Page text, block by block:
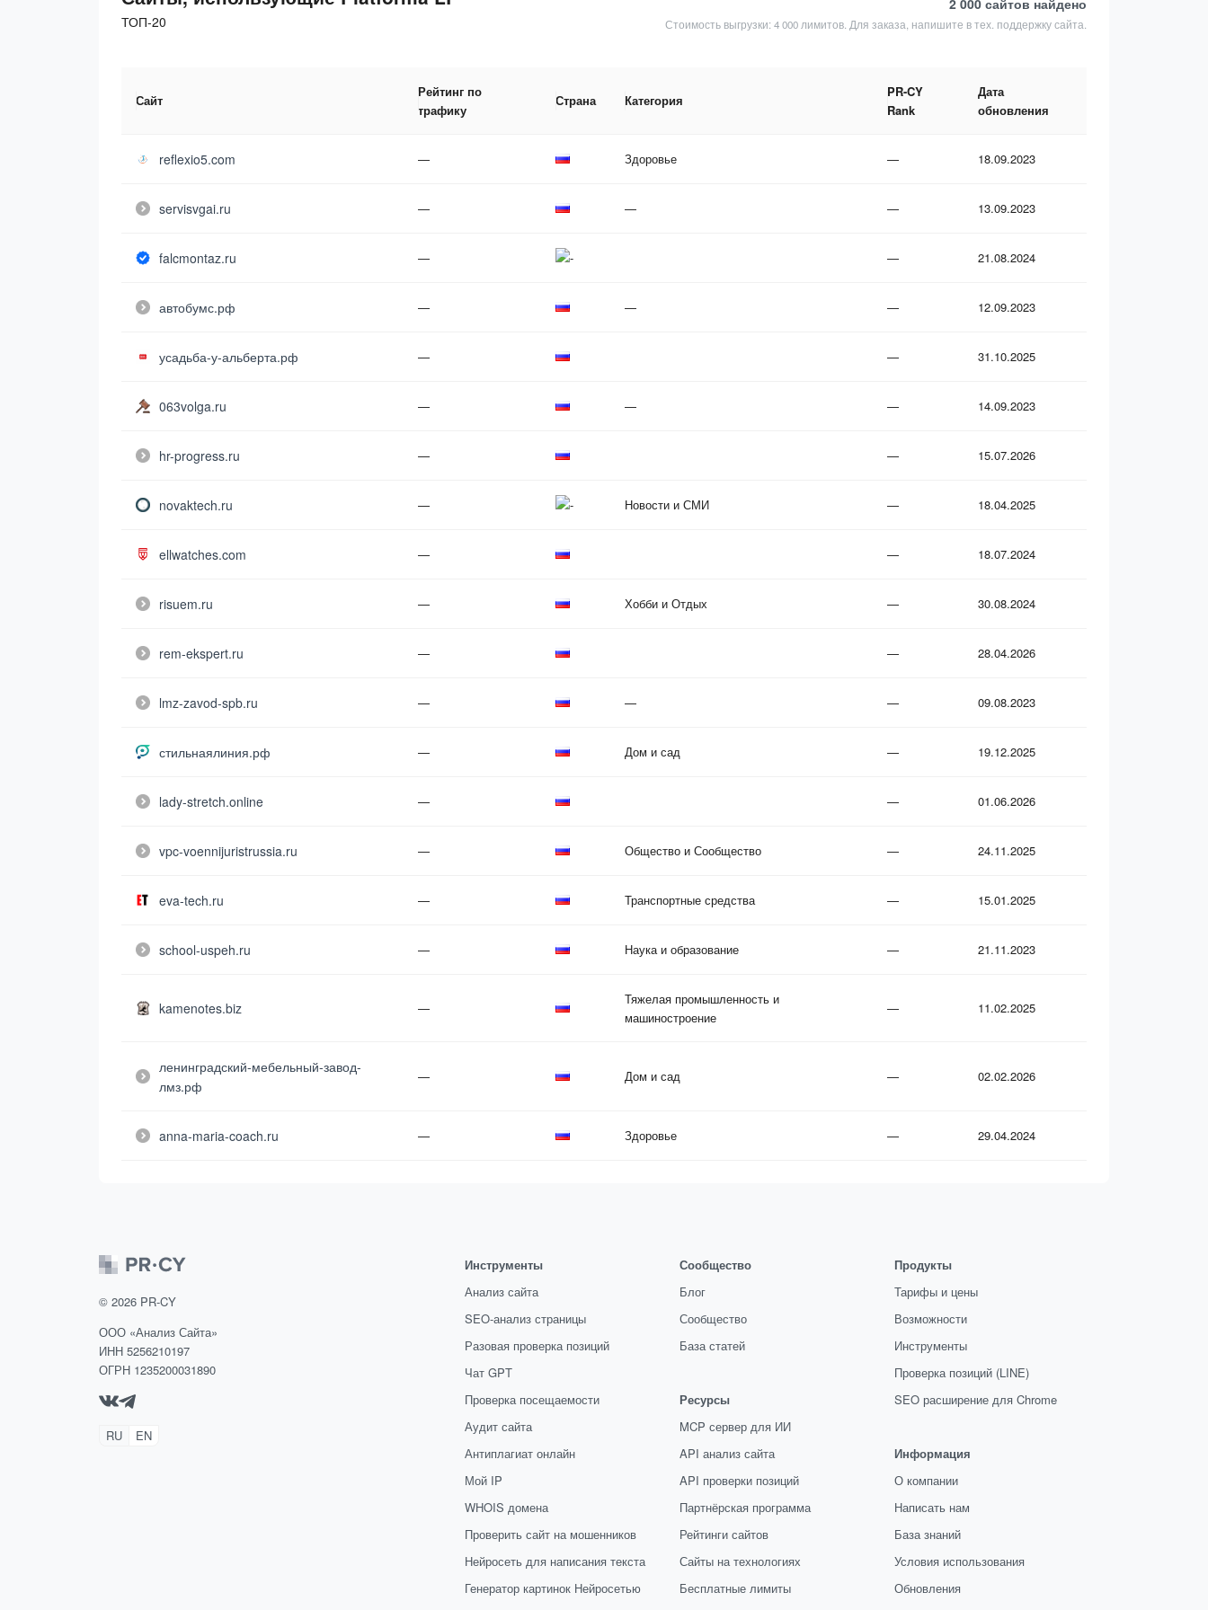
ТОП-20
2 000 сайтов найдено
Стоимость выгрузки: 4 000 лимитов. Для заказа, напишите в тех. поддержку сайта.
Сайт
Рейтинг по
трафику
Страна Категория
PR-CY
Rank
Дата
обновления
reflexio5.com — Здоровье — 18.09.2023
servisvgai.ru — — — 13.09.2023
falcmontaz.ru — — 21.08.2024
автобумс.рф — — — 12.09.2023
усадьба-у-альберта.рф — — 31.10.2025
063volga.ru — — — 14.09.2023
hr-progress.ru — — 15.07.2026
novaktech.ru — Новости и СМИ — 18.04.2025
ellwatches.com — — 18.07.2024
risuem.ru — Хобби и Отдых — 30.08.2024
rem-ekspert.ru — — 28.04.2026
lmz-zavod-spb.ru — — — 09.08.2023
стильнаялиния.рф — Дом и сад — 19.12.2025
lady-stretch.online — — 01.06.2026
vpc-voennijuristrussia.ru — Общество и Сообщество — 24.11.2025
eva-tech.ru — Транспортные средства — 15.01.2025
school-uspeh.ru — Наука и образование — 21.11.2023
kamenotes.biz —
Тяжелая промышленность и
машиностроение
— 11.02.2025
ленинградский-мебельный-завод-
лмз.рф
— Дом и сад — 02.02.2026
anna-maria-coach.ru — Здоровье — 29.04.2024
© 2026 PR-CY
ООО «Анализ Сайта»
ИНН 5256210197
ОГРН 1235200031890
RU EN
Инструменты
Анализ сайта
SEO-анализ страницы
Разовая проверка позиций
Чат GPT
Проверка посещаемости
Аудит сайта
Антиплагиат онлайн
Мой IP
WHOIS домена
Проверить сайт на мошенников
Нейросеть для написания текста
Генератор картинок Нейросетью
Сообщество
Блог
Сообщество
База статей
Ресурсы
MCP сервер для ИИ
API анализ сайта
API проверки позиций
Партнёрская программа
Рейтинги сайтов
Сайты на технологиях
Бесплатные лимиты
Продукты
Тарифы и цены
Возможности
Инструменты
Проверка позиций (LINE)
SEO расширение для Chrome
Информация
О компании
Написать нам
База знаний
Условия использования
Обновления